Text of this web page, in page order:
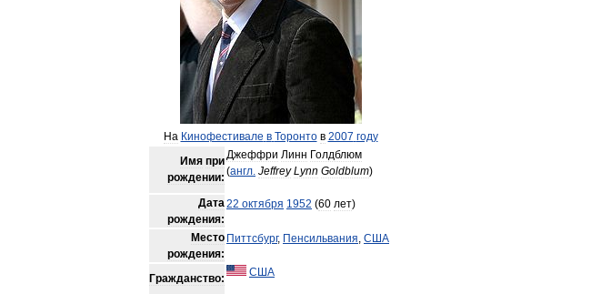
На Кинофестивале в Торонто в 2007 году
Имя при
рождении:
Джеффри Линн Голдблюм
(англ. Jeffrey Lynn Goldblum)
Дата
рождения:
22 октября 1952 (60 лет)
Место
рождения:
Питтсбург, Пенсильвания, США
Гражданство: США